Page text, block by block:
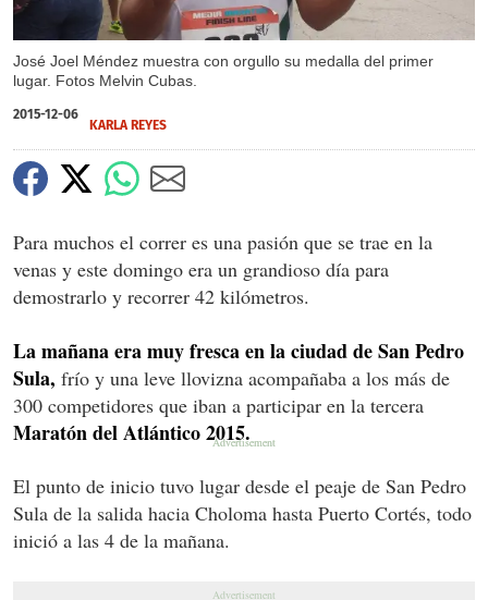
José Joel Méndez muestra con orgullo su medalla del primer
lugar. Fotos Melvin Cubas.
2015-12-06
KARLA REYES
Para muchos el correr es una pasión que se trae en la
venas y este domingo era un grandioso día para
demostrarlo y recorrer 42 kilómetros.
La mañana era muy fresca en la ciudad de San Pedro
Sula, frío y una leve llovizna acompañaba a los más de
300 competidores que iban a participar en la tercera
Maratón del Atlántico 2015.
El punto de inicio tuvo lugar desde el peaje de San Pedro
Sula de la salida hacia Choloma hasta Puerto Cortés, todo
inició a las 4 de la mañana.